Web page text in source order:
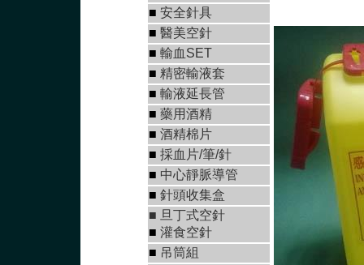
■ 安全針具
■ 醫美空針
■ 輸血SET
■ 精密輸液套
■ 輸液延長管
■ 藥用酒精
■ 酒精棉片
■ 採血片/筆/針
■ 中心靜脈導管
■ 針頭收集盒
■ 旦丁式空針
■ 灌食空針
■ 吊筒組